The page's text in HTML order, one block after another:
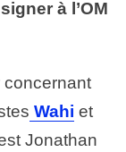
à l’OM
concernant
Wahi et
Jonathan